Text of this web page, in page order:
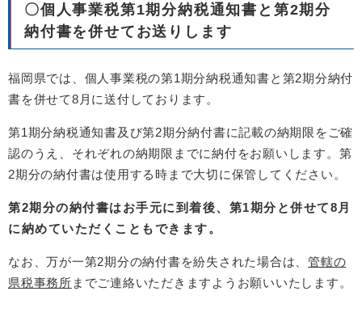
〇個人事業税第1期分納税通知書と第2期分
納付書を併せてお送りします
福岡県では、個人事業税の第1期分納税通知書と第2期分納付
書を併せて8月に送付しております。
第1期分納税通知書及び第2期分納付書に記載の納期限をご確
認のうえ、それぞれの納期限までに納付をお願いします。第
2期分の納付書は使用する時まで大切に保管してください。
第2期分の納付書はお手元に到着後、第1期分と併せて8月
に納めていただくこともできます。
なお、万が一第2期分の納付書を紛失された場合は、 管轄の
県税事務所 までご連絡いただきますようお願いいたします。